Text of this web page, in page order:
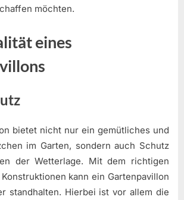
möchten.
eines
bietet nicht nur ein gemütliches und
im Garten, sondern auch Schutz
der Wetterlage. Mit dem richtigen
kann ein Gartenpavillon
standhalten. Hierbei ist vor allem die